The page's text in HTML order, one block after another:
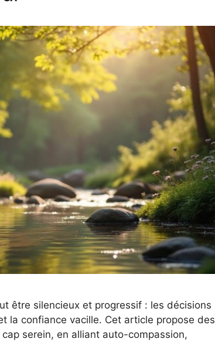
être silencieux et progressif : les décisions
la confiance vacille. Cet article propose des
serein, en alliant auto-compassion,